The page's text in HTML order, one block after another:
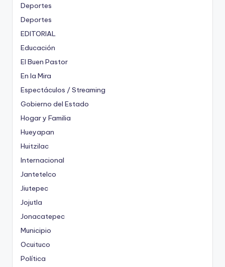
Deportes
Deportes
EDITORIAL
Educación
El Buen Pastor
En la Mira
Espectáculos / Streaming
Gobierno del Estado
Hogar y Familia
Hueyapan
Huitzilac
Internacional
Jantetelco
Jiutepec
Jojutla
Jonacatepec
Municipio
Ocuituco
Política